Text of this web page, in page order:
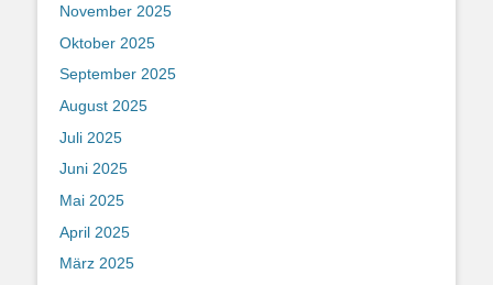
November 2025
Oktober 2025
September 2025
August 2025
Juli 2025
Juni 2025
Mai 2025
April 2025
März 2025